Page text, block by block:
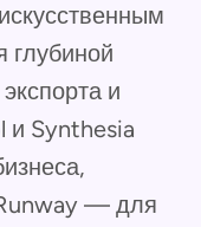
глубиной
и
и Synthesia
— для